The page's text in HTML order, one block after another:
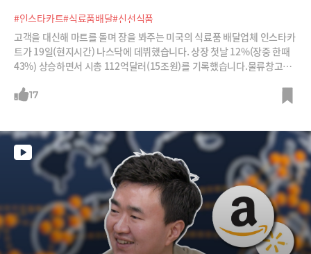
#인스타카트#식료품배달#신선식품
고객을 대신해 마트를 돌며 장을 봐주는 미국의 식료품 배달업체 인스타카
트가 19일(현지시간) 나스닥에 데뷔했습니다. 상장 첫날 12%(장중 한때
43%) 상승하면서 시총 112억달러(15조원)를 기록했습니다.물류창고와
데다 최근 리테일광고(매출의 28%)와 커머스 솔루션 판매로 수익모델을
17